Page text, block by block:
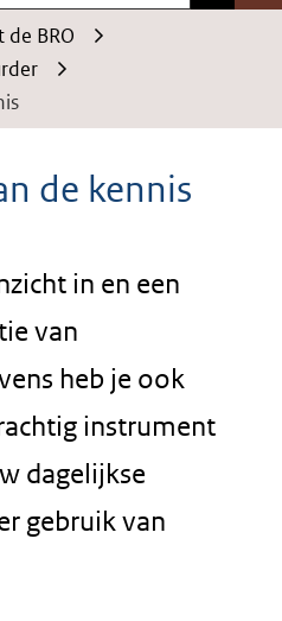
BRO
de kennis
in en een
van
heb je ook
instrument
dagelijkse
gebruik van